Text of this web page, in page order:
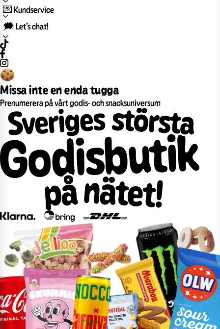
💌 Kundservice
🗯️ Let’s chat!
Missa inte en enda tugga
Prenumerera på vårt godis- och snacksuniversum